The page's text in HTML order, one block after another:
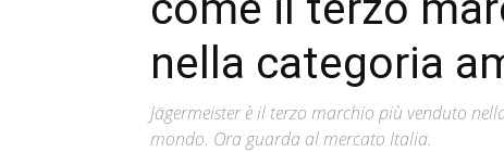
nella categoria
Jägermeister è il terzo marchio più venduto
mondo. Ora guarda al mercato Italia.